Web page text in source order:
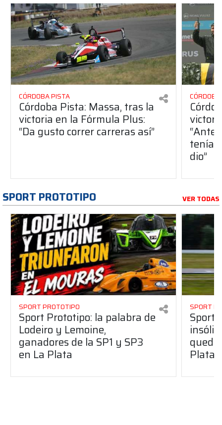
CÓRDOBA PISTA
Córdoba Pista: Massa, tras la
victoria en la Fórmula Plus:
“Da gusto correr carreras así”
dio”
SPORT PROTOTIPO VER TODAS
SPORT PROTOTIPO
Sport Prototipo: la palabra de
Lodeiro y Lemoine,
ganadores de la SP1 y SP3
en La Plata
SPORT
Sport
Plata